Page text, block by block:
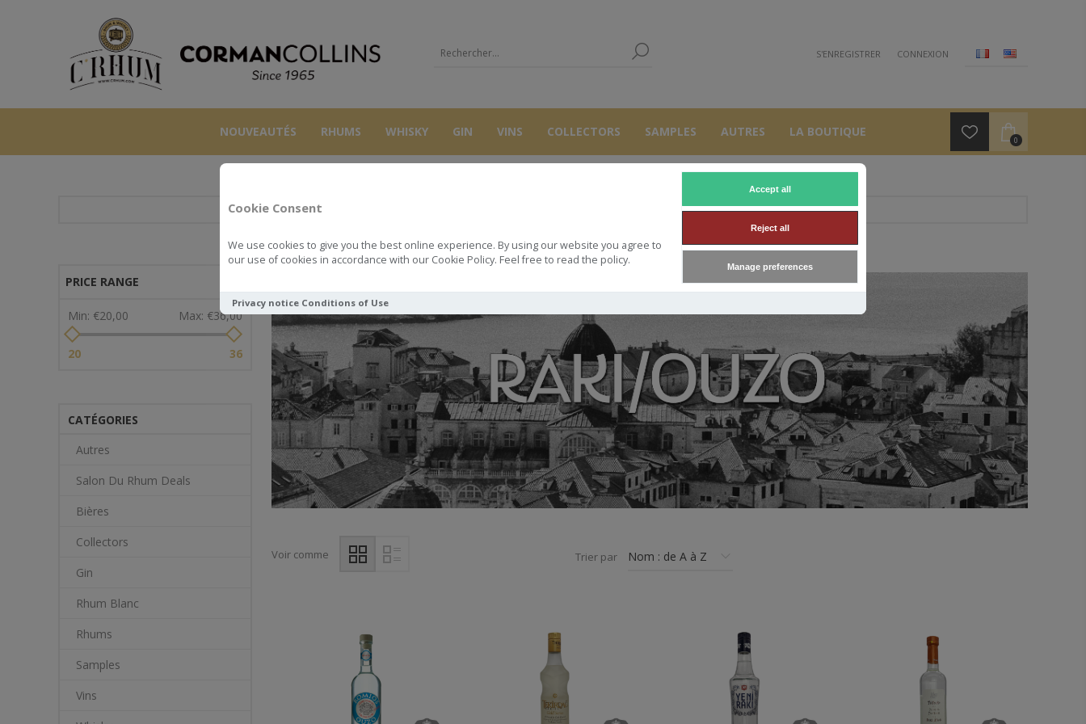
Cookie Consent
We use cookies to give you the best online experience. By using our website you agree to
our use of cookies in accordance with our Cookie Policy. Feel free to read the policy.
Accept all
Reject all
Manage preferences
Privacy notice Conditions of Use
S'ENREGISTRER CONNEXION
NOUVEAUTÉS RHUMS WHISKY GIN VINS COLLECTORS SAMPLES AUTRES LA BOUTIQUE
0
Voir comme Trier par
PRICE RANGE
Min: €20,00 Max: €36,00
20 36
CATÉGORIES
Autres
Salon Du Rhum Deals
Bières
Collectors
Gin
Rhum Blanc
Rhums
Samples
Vins